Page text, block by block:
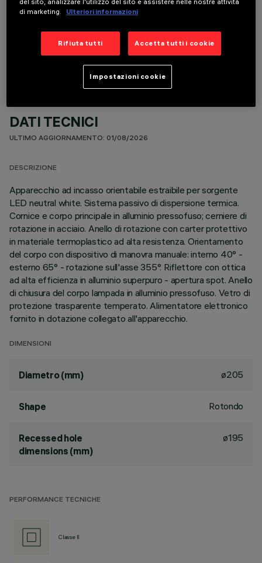
COMPONENTI OPZIONALI
DATI TECNICI
ULTIMO AGGIORNAMENTO: 01/08/2026
DESCRIZIONE
Apparecchio ad incasso orientabile estraibile per sorgente
LED neutral white. Sistema passivo di dispersione termica.
Cornice e corpo principale in alluminio pressofuso; cerniere di
rotazione in acciaio. Anello di rotazione con carter protettivo
in materiale termoplastico ad alta resistenza. Orientamento
del corpo con dispositivo di manovra manuale: interno 40° -
esterno 65° - rotazione sull'asse 355°. Riflettore con ottica
ad alta efficienza in alluminio superpuro - apertura spot. Anello
di chiusura del corpo lampada in alluminio pressofuso. Vetro di
protezione trasparente temperato. Alimentatore elettronico
fornito in dotazione collegato all'apparecchio.
DIMENSIONI
Diametro (mm) ø205
Shape Rotondo
Recessed hole
dimensions (mm)
ø195
PERFORMANCE TECNICHE
Classe II
di marketing.
Ulteriori informazioni
Rifiuta tutti Accetta tutti i cookie
Impostazioni cookie